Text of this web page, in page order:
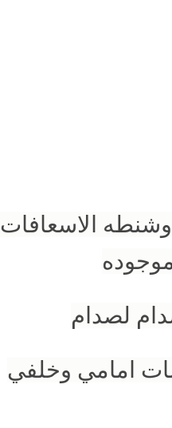
وشنطه الاسعافات
لصدام
امامي وخلفي